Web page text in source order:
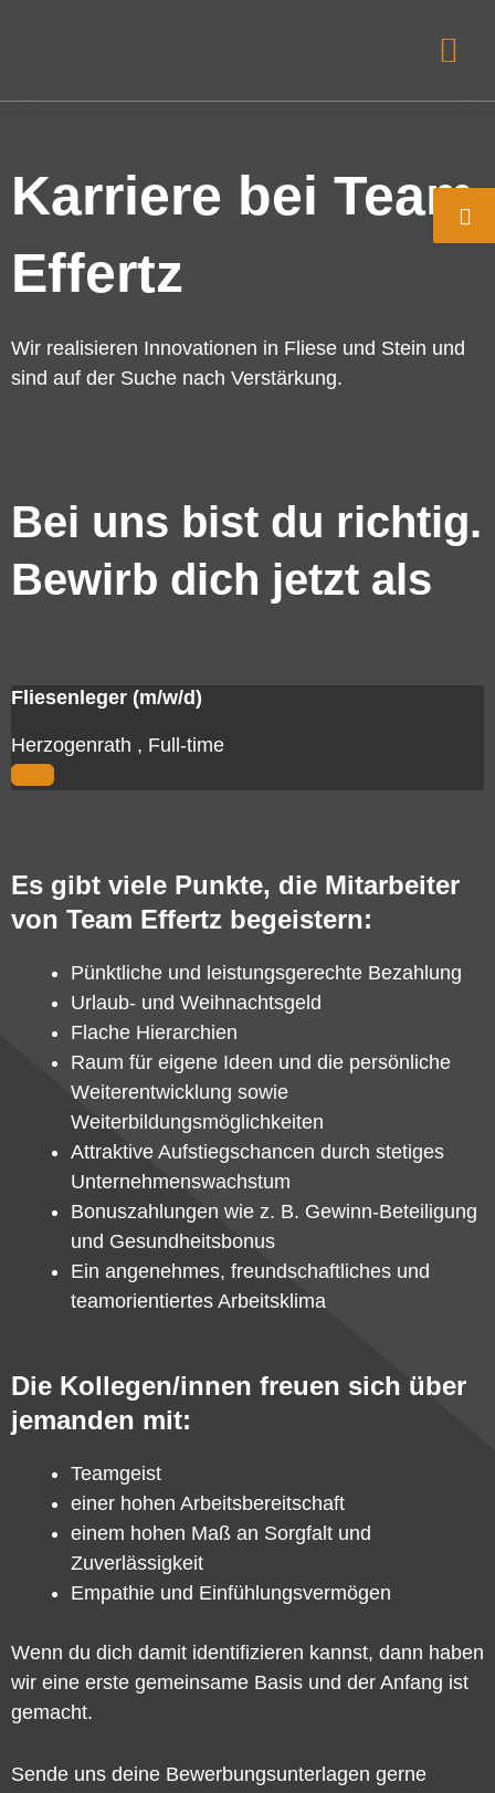
Karriere bei Team
Effertz
Wir realisieren Innovationen in Fliese und Stein und
sind auf der Suche nach Verstärkung.
Bei uns bist du richtig.
Bewirb dich jetzt als
Fliesenleger (m/w/d)
Herzogenrath , Full-time
View
Es gibt viele Punkte, die Mitarbeiter
von Team Effertz begeistern:
Pünktliche und leistungsgerechte Bezahlung
Urlaub- und Weihnachtsgeld
Flache Hierarchien
Raum für eigene Ideen und die persönliche
Weiterentwicklung sowie
Weiterbildungsmöglichkeiten
Attraktive Aufstiegschancen durch stetiges
Unternehmenswachstum
Bonuszahlungen wie z. B. Gewinn-Beteiligung
und Gesundheitsbonus
Ein angenehmes, freundschaftliches und
teamorientiertes Arbeitsklima
Die Kollegen/innen freuen sich über
jemanden mit:
Teamgeist
einer hohen Arbeitsbereitschaft
einem hohen Maß an Sorgfalt und
Zuverlässigkeit
Empathie und Einfühlungsvermögen
Wenn du dich damit identifizieren kannst, dann haben
wir eine erste gemeinsame Basis und der Anfang ist
gemacht.
Sende uns deine Bewerbungsunterlagen gerne